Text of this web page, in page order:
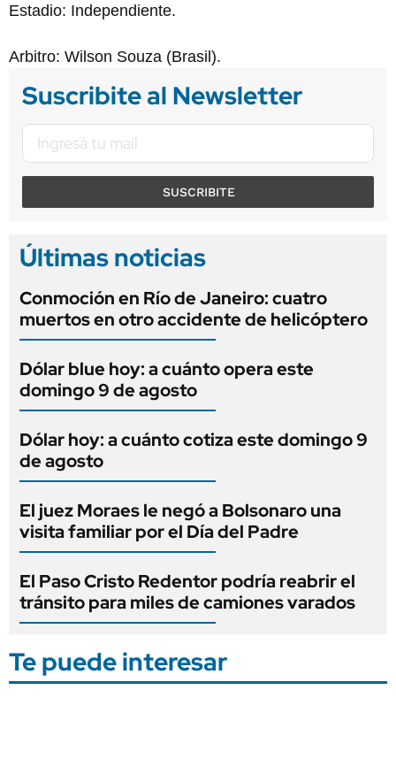
Estadio: Independiente.
Arbitro: Wilson Souza (Brasil).
Suscribite al Newsletter
SUSCRIBITE
Últimas noticias
Conmoción en Río de Janeiro: cuatro
muertos en otro accidente de helicóptero
Dólar blue hoy: a cuánto opera este
domingo 9 de agosto
Dólar hoy: a cuánto cotiza este domingo 9
de agosto
El juez Moraes le negó a Bolsonaro una
visita familiar por el Día del Padre
El Paso Cristo Redentor podría reabrir el
tránsito para miles de camiones varados
Te puede interesar